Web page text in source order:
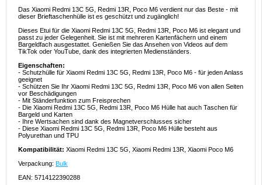
Das Xiaomi Redmi 13C 5G, Redmi 13R, Poco M6 verdient nur das Beste - mit
dieser Brieftaschenhülle ist es geschützt und zugänglich!
Dieses Etui für die Xiaomi Redmi 13C 5G, Redmi 13R, Poco M6 ist elegant und
passt zu jeder Gelegenheit. Sie ist mit mehreren Kartenfächern und einem
Bargeldfach ausgestattet. Genießen Sie das Ansehen von Videos auf dem
TikTok oder YouTube, dank des integrierten Medienständers.
Eigenschaften:
- Schutzhülle für Xiaomi Redmi 13C 5G, Redmi 13R, Poco M6 - für jeden Anlass
geeignet
- Schützen Sie Ihr Xiaomi Redmi 13C 5G, Redmi 13R, Poco M6 von allen Seiten
vor Beschädigungen
- Mit Ständerfunktion zum Freisprechen
- Die Xiaomi Redmi 13C 5G, Redmi 13R, Poco M6 Hülle hat auch Taschen für
Bargeld und Karten
- Ihre Wertsachen sind dank des Magnetverschlusses sicher
- Diese Xiaomi Redmi 13C 5G, Redmi 13R, Poco M6 Hülle besteht aus
Polyurethan und TPU
Kompatibilität: Xiaomi Redmi 13C 5G, Xiaomi Redmi 13R, Xiaomi Poco M6
Verpackung: Bulk
EAN: 5714122390288